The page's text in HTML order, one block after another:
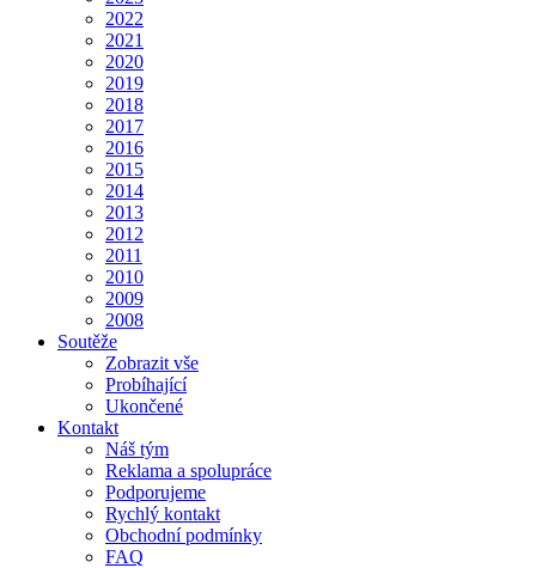
2022
2021
2020
2019
2018
2017
2016
2015
2014
2013
2012
2011
2010
2009
2008
Soutěže
Zobrazit vše
Probíhající
Ukončené
Kontakt
Náš tým
Reklama a spolupráce
Podporujeme
Rychlý kontakt
Obchodní podmínky
FAQ